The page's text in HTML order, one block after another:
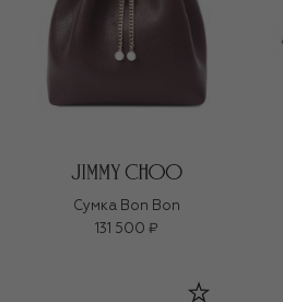
Сумка Bon Bon
131 500 ₽